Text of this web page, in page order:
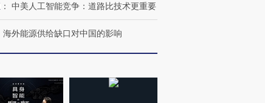
私7万
内含3种
度Z世代 用街头抗争将教
育部长拱下台
： 中美人工智能竞争：道路比技术更重要
海外能源供给缺口对中国的影响